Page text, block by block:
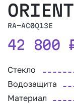
ORIENT
RA-AC0Q13E
42 800
Стекло
Водозащита
Материал